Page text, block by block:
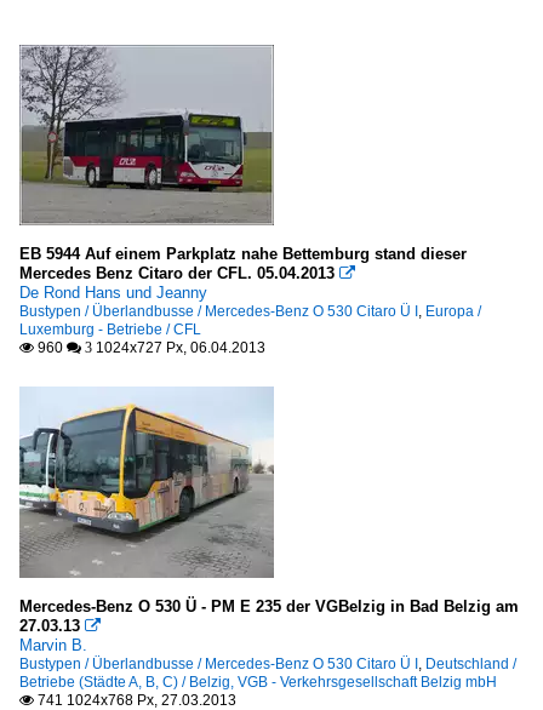
EB 5944 Auf einem Parkplatz nahe Bettemburg stand dieser
Mercedes Benz Citaro der CFL. 05.04.2013 
De Rond Hans und Jeanny
Bustypen / Überlandbusse / Mercedes-Benz O 530 Citaro Ü I Europa /
Luxemburg - Betriebe / CFL
 960  3 1024x727 Px, 06.04.2013
Mercedes-Benz O 530 Ü - PM E 235 der VGBelzig in Bad Belzig am
27.03.13 
Marvin B.
Bustypen / Überlandbusse / Mercedes-Benz O 530 Citaro Ü I Deutschland /
Betriebe (Städte A, B, C) / Belzig, VGB - Verkehrsgesellschaft Belzig mbH
 741 1024x768 Px, 27.03.2013